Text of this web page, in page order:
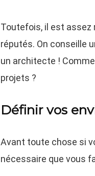
Toutefois, il est assez
réputés. On conseille
un architecte !
projets ?
Définir vos
Avant toute chose si
nécessaire que vous